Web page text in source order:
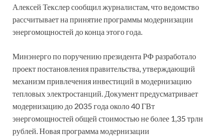
Алексей Текслер сообщил журналистам, что ведомство
рассчитывает на принятие программы модернизации
энергомощностей до конца этого года.
Минэнерго по поручению президента РФ разработало
проект постановления правительства, утверждающий
механизм привлечения инвестиций в модернизацию
тепловых электростанций. Документ предусматривает
модернизацию до 2035 года около 40 ГВт
энергомощностей общей стоимостью не более 1,35 трлн
рублей. Новая программа модернизации